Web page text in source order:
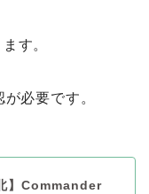
す。
必要です。
】Commander